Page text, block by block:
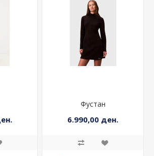
Фустан
6.990,00 ден.